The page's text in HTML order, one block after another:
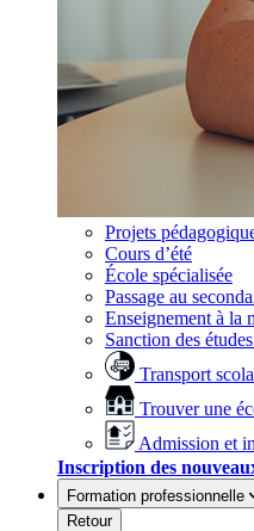
Projets
Cours d’été
École spécialisée
Passage au
Enseignement à la
Sanction des
Transport
Trouver une
Admission et
Inscription des
Formation professionnelle
Retour